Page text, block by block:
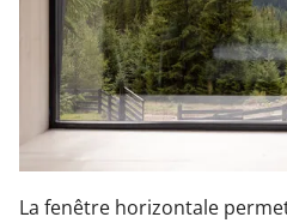
La fenêtre horizontale